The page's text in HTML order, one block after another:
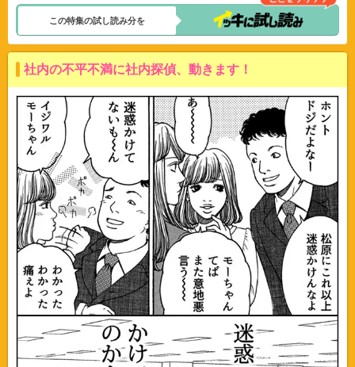
この特集の試し読み分を
社内の不平不満に社内探偵、動きます！